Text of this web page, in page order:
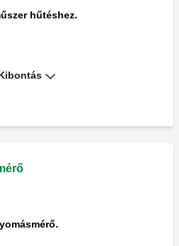
hűtéshez.